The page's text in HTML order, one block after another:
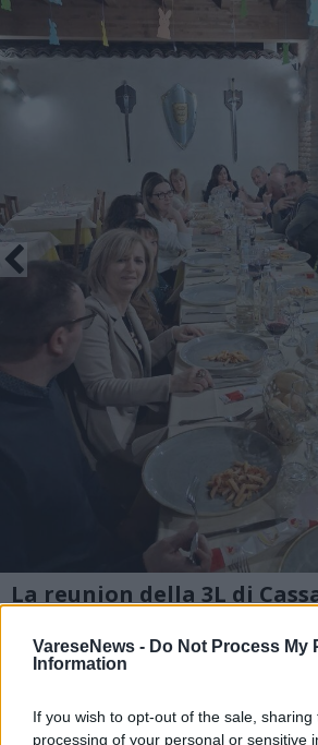
VareseNews - Do Not Process My
Information
If you wish to opt-out of the sale,
processing of your personal or sensitive
La reunion della 3L di
TAG